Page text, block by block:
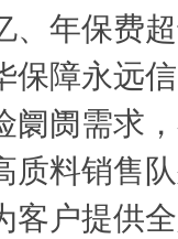
、年保费
保障永远
阛阓需求
质料销售
客户提供